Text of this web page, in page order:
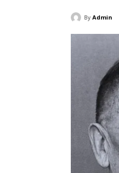
By Admin